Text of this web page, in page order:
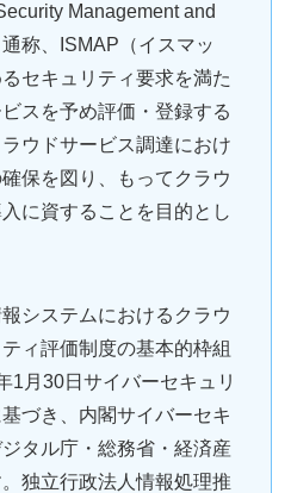
Management and
称、ISMAP（イスマッ
セキュリティ要求を満た
スを予め評価・登録する
ウドサービス調達におけ
保を図り、もってクラウ
に資することを目的とし
システムにおけるクラウ
ィ評価制度の基本的枠組
1月30日サイバーセキュリ
づき、内閣サイバーセキ
タル庁・総務省・経済産
独立行政法人情報処理推